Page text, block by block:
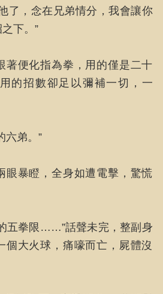
了，念在兄弟情分，我會讓你
下。”
著便化指為拳，用的僅是二十
的招數卻足以彌補一切，一
六弟。”
眼暴瞪，全身如遭電擊，驚慌
五拳限……”話聲未完，整副身
個大火球，痛嚎而亡，屍體沒